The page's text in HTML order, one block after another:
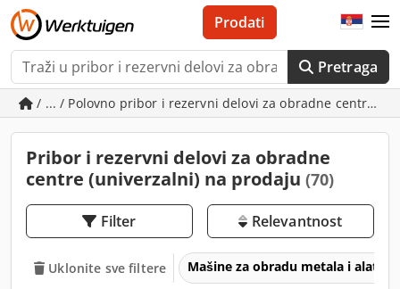
Pretraga
Prodati
/ ... / Polovno pribor i rezervni delovi za obradne centre
Pribor i rezervni delovi za obradne
centre (univerzalni) na prodaju (70)
Filter Relevantnost
Uklonite sve filtere Mašine za obradu metala i alatne